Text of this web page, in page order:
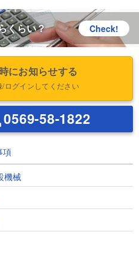
くらい？ Check!
にお知らせする
ログインしてください
0569-58-1822
項
機械